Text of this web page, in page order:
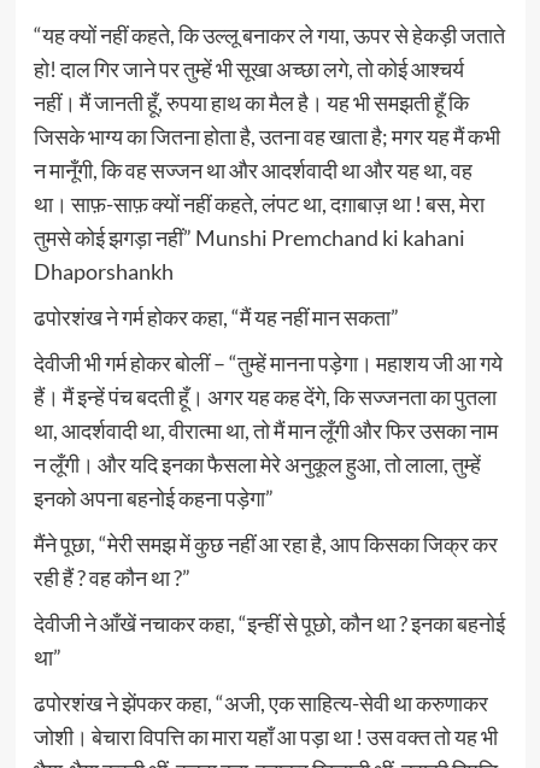
“यह क्यों नहीं कहते, कि उल्लू बनाकर ले गया, ऊपर से हेकड़ी जताते
हो! दाल गिर जाने पर तुम्हें भी सूखा अच्छा लगे, तो कोई आश्चर्य
नहीं। मैं जानती हूँ, रुपया हाथ का मैल है। यह भी समझती हूँ कि
जिसके भाग्य का जितना होता है, उतना वह खाता है; मगर यह मैं कभी
न मानूँगी, कि वह सज्जन था और आदर्शवादी था और यह था, वह
था। साफ़-साफ़ क्यों नहीं कहते, लंपट था, दग़ाबाज़ था ! बस, मेरा
तुमसे कोई झगड़ा नहीं” Munshi Premchand ki kahani
Dhaporshankh
ढपोरशंख ने गर्म होकर कहा, “मैं यह नहीं मान सकता”
देवीजी भी गर्म होकर बोलीं – “तुम्हें मानना पड़ेगा। महाशय जी आ गये
हैं। मैं इन्हें पंच बदती हूँ। अगर यह कह देंगे, कि सज्जनता का पुतला
था, आदर्शवादी था, वीरात्मा था, तो मैं मान लूँगी और फिर उसका नाम
न लूँगी। और यदि इनका फैसला मेरे अनुकूल हुआ, तो लाला, तुम्हें
इनको अपना बहनोई कहना पड़ेगा”
मैंने पूछा, “मेरी समझ में कुछ नहीं आ रहा है, आप किसका जिक्र कर
रही हैं ? वह कौन था ?”
देवीजी ने आँखें नचाकर कहा, “इन्हीं से पूछो, कौन था ? इनका बहनोई
था”
ढपोरशंख ने झेंपकर कहा, “अजी, एक साहित्य-सेवी था करुणाकर
जोशी। बेचारा विपत्ति का मारा यहाँ आ पड़ा था ! उस वक्त तो यह भी